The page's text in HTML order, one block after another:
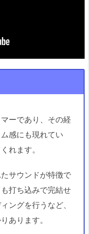
ーであり、その経
感にも現れてい
れます。
サウンドが特徴で
打ち込みで完結せ
ングを行うなど、
あります。